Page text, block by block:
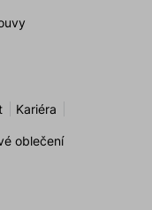
Kariéra
oblečení